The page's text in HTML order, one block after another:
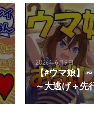
2026年6月9日
【#ウマ娘】
～大逃げ＋先